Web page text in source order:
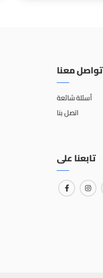
تواصل معنا
أسئلة شائعة
اتصل بنا
تابعنا على